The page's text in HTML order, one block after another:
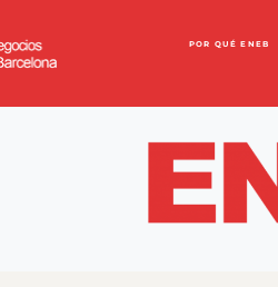
POR QUÉ ENEB